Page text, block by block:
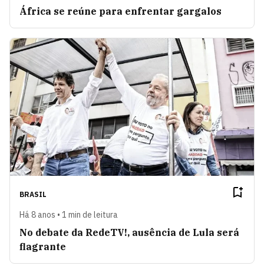
África se reúne para enfrentar gargalos
BRASIL
Há 8 anos • 1 min de leitura
No debate da RedeTV!, ausência de Lula será
flagrante